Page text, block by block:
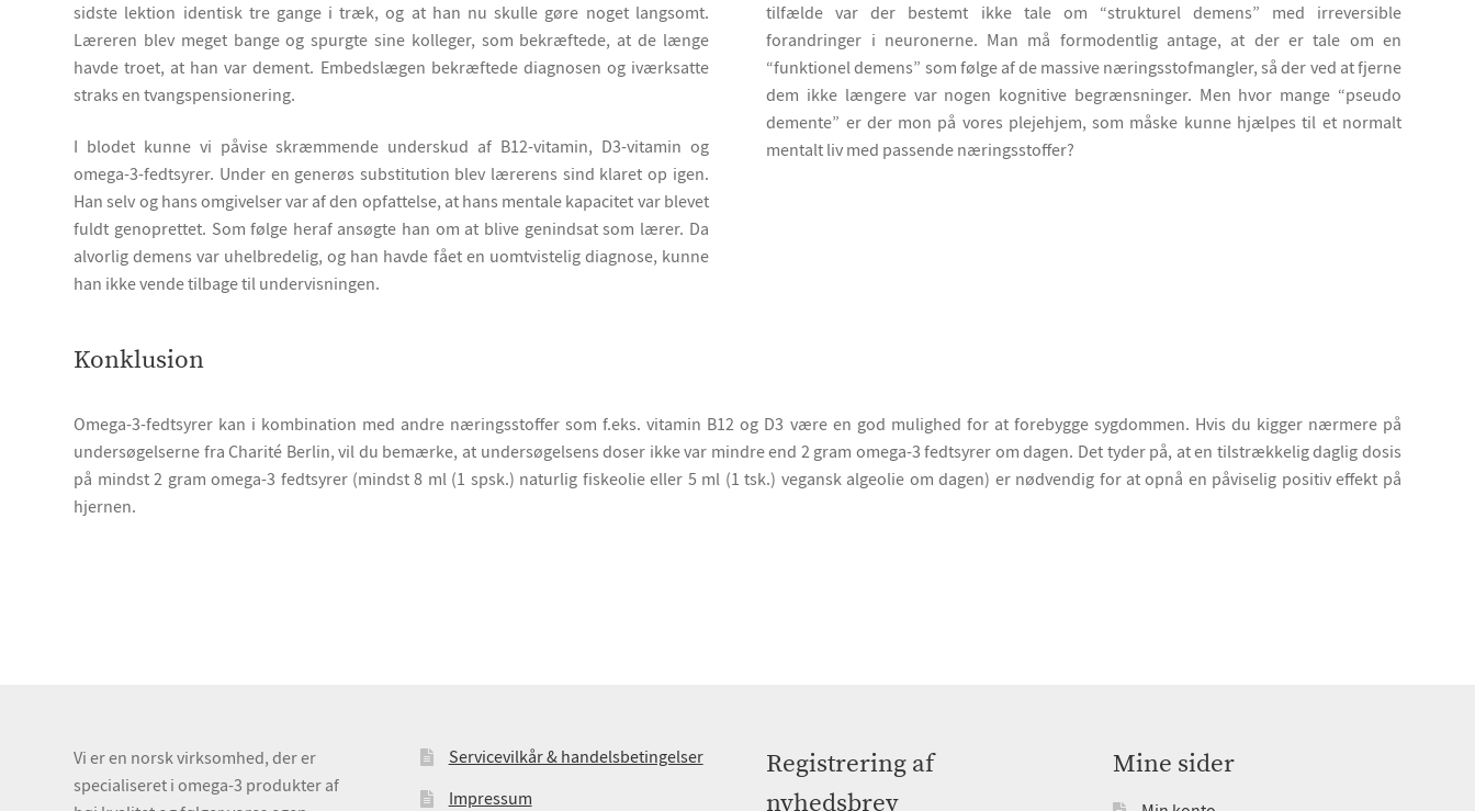
sidste lektion identisk tre gange i træk, og at han nu skulle gøre noget langsomt.
Læreren blev meget bange og spurgte sine kolleger, som bekræftede, at de længe
havde troet, at han var dement. Embedslægen bekræftede diagnosen og iværksatte
straks en tvangspensionering.
I blodet kunne vi påvise skræmmende underskud af B12-vitamin, D3-vitamin og
omega-3-fedtsyrer. Under en generøs substitution blev lærerens sind klaret op igen.
Han selv og hans omgivelser var af den opfattelse, at hans mentale kapacitet var blevet
fuldt genoprettet. Som følge heraf ansøgte han om at blive genindsat som lærer. Da
alvorlig demens var uhelbredelig, og han havde fået en uomtvistelig diagnose, kunne
han ikke vende tilbage til undervisningen.
tilfælde var der bestemt ikke tale om “strukturel demens” med irreversible
forandringer i neuronerne. Man må formodentlig antage, at der er tale om en
“funktionel demens” som følge af de massive næringsstofmangler, så der ved at fjerne
dem ikke længere var nogen kognitive begrænsninger. Men hvor mange “pseudo
demente” er der mon på vores plejehjem, som måske kunne hjælpes til et normalt
mentalt liv med passende næringsstoffer?
Konklusion
Omega-3-fedtsyrer kan i kombination med andre næringsstoffer som f.eks. vitamin B12 og D3 være en god mulighed for at forebygge sygdommen. Hvis du kigger nærmere på
undersøgelserne fra Charité Berlin, vil du bemærke, at undersøgelsens doser ikke var mindre end 2 gram omega-3 fedtsyrer om dagen. Det tyder på, at en tilstrækkelig daglig dosis
på mindst 2 gram omega-3 fedtsyrer (mindst 8 ml (1 spsk.) naturlig fiskeolie eller 5 ml (1 tsk.) vegansk algeolie om dagen) er nødvendig for at opnå en påviselig positiv effekt på
hjernen.
Vi er en norsk virksomhed, der er
specialiseret i omega-3 produkter af
Servicevilkår & handelsbetingelser
Impressum
Registrering af
nyhedsbrev
Mine sider